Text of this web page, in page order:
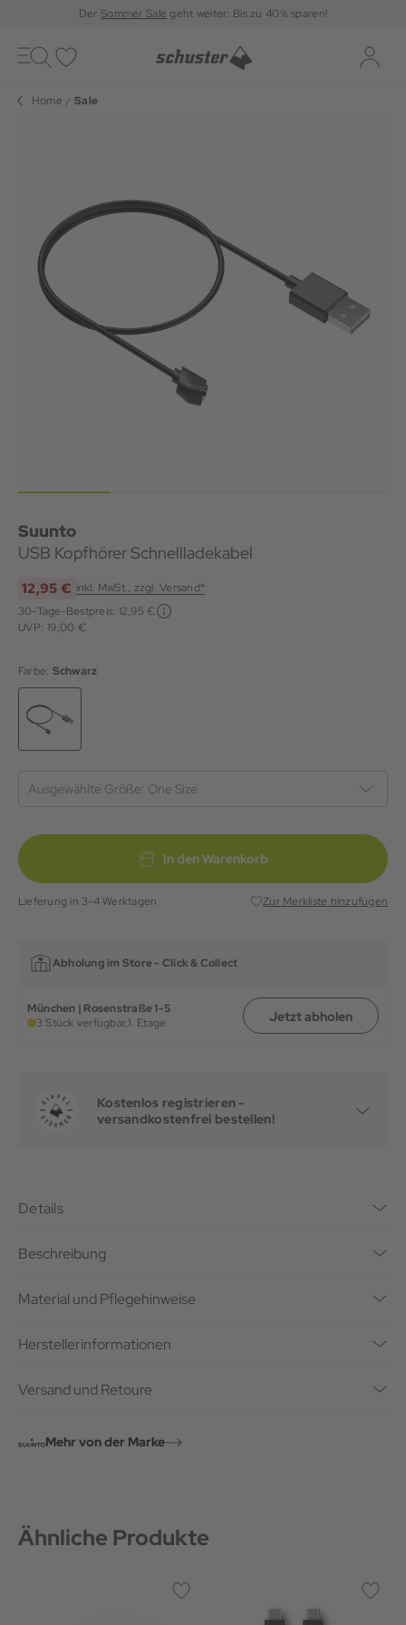
DerSommer Sale geht weiter: Bis zu 40% sparen!
Toggle
navigation
Home Sale
Suunto
USB Kopfhörer Schnellladekabel
12,95 € inkl. MwSt., zzgl. Versand*
30-Tage-Bestpreis: 12,95 €
UVP: 19,00 €
Farbe: Schwarz
Ausgewählte Größe: One Size
In den Warenkorb
Lieferung in 3-4 Werktagen Zur Merkliste hinzufügen
Abholung im Store - Click & Collect
München | Rosenstraße 1-5
3 Stück verfügbar,1. Etage Jetzt abholen
Kostenlos registrieren -
versandkostenfrei bestellen!
Details
Beschreibung
Material und Pflegehinweise
Herstellerinformationen
Versand und Retoure
Mehr von der Marke
Ähnliche Produkte